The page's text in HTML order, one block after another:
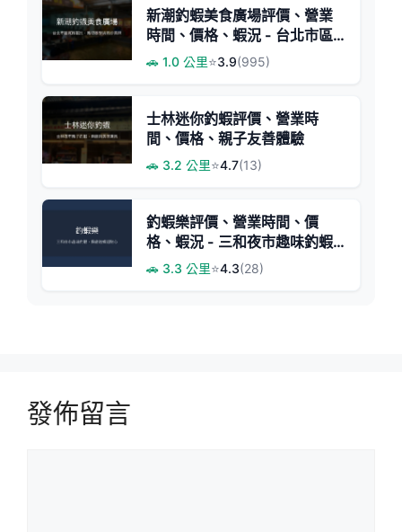
新潮釣蝦美食廣場評價、營業
時間、價格、蝦況 - 台北市區
休閒釣蝦體驗
🚗 1.0 公里⭐3.9(995)
士林迷你釣蝦評價、營業時
間、價格、親子友善體驗
🚗 3.2 公里⭐4.7(13)
釣蝦樂評價、營業時間、價
格、蝦況 - 三和夜市趣味釣蝦
體驗
🚗 3.3 公里⭐4.3(28)
發佈留言